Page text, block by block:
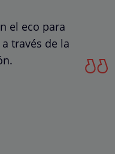
el eco para
través de la